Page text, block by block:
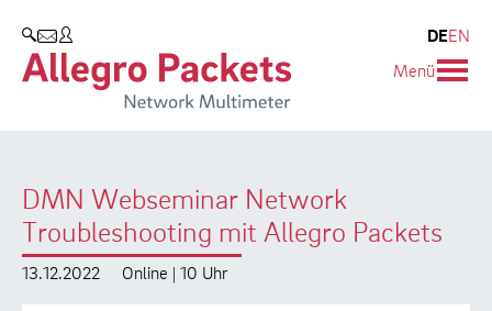
SUCHEN
DEEN
Menü
DMN Webseminar Network
Troubleshooting mit Allegro Packets
13.12.2022 Online | 10 Uhr
Allegro Network Multimeter
Produktübersicht
Use Cases
Whitepaper
Case Studies
Unternehmen
Partner
Umweltschutz